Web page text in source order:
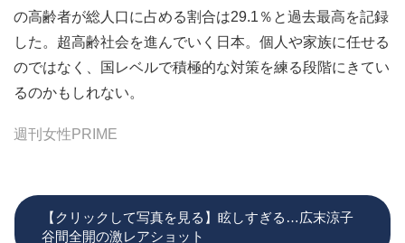
の高齢者が総人口に占める割合は29.1％と過去最高を記録
した。超高齢社会を進んでいく日本。個人や家族に任せる
のではなく、国レベルで積極的な対策を練る段階にきてい
るのかもしれない。
週刊女性PRIME
【クリックして写真を見る】眩しすぎる…広末涼子
谷間全開の激レアショット